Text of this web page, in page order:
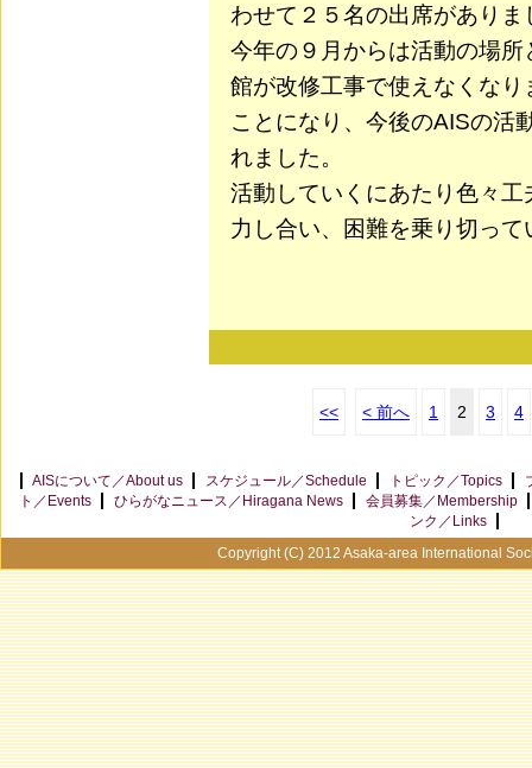
わせて２５名の出席がありま
今年の９月からは活動の場
館が改修工事で使えなくなり
ことになり、今後のAISの活
れました。
活動していくにあたり色々
力し合い、困難を乗り切って
<< < 前へ 1 2 3 4
AISについて／About us スケジュール／Schedule トピック／Topics
ト／Events
ひらがなニュース／Hiragana News
会員募集／Membership
ンク／Links
Copyright (C) 2012 Asaka-area International